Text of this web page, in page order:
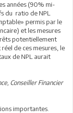
années (90% mi-
du ratio de NPL
permis par le
et les mesures
potentiellement
de ces mesures, le
de NPL aurait
Conseiller Financier
importantes.